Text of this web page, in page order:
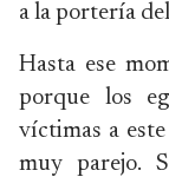
a la portería
Hasta ese
porque los
víctimas a
muy parejo.